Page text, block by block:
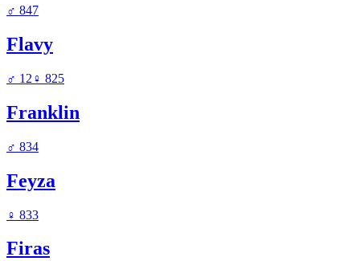
♂ 847
Flavy
♂ 12 ♀ 825
Franklin
♂ 834
Feyza
♀ 833
Firas